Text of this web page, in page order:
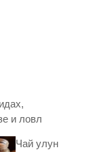
и ловл
Чай улун